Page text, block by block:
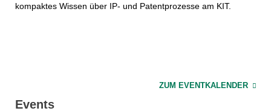
kompaktes Wissen über IP- und Patentprozesse am KIT.
Events
ZUM EVENTKALENDER